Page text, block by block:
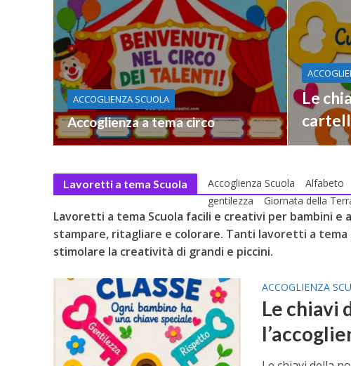
Le
ACCOGLIENZA SCUOLA
Accoglienza a tema circo
Lavoretti a tema Scuola Accoglienza Scuola Alfabeto
gentilezza
Giornata della
Lavoretti a tema Scuola facili e creativi per bambini
stampare, ritagliare e colorare. Tanti lavoretti a tema
stimolare la creatività di grandi e piccini.
ACCOGLIENZA
Le chiavi